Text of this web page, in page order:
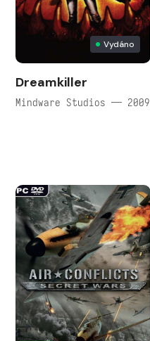
Vydáno
Dreamkiller
Mindware Studios — 2009